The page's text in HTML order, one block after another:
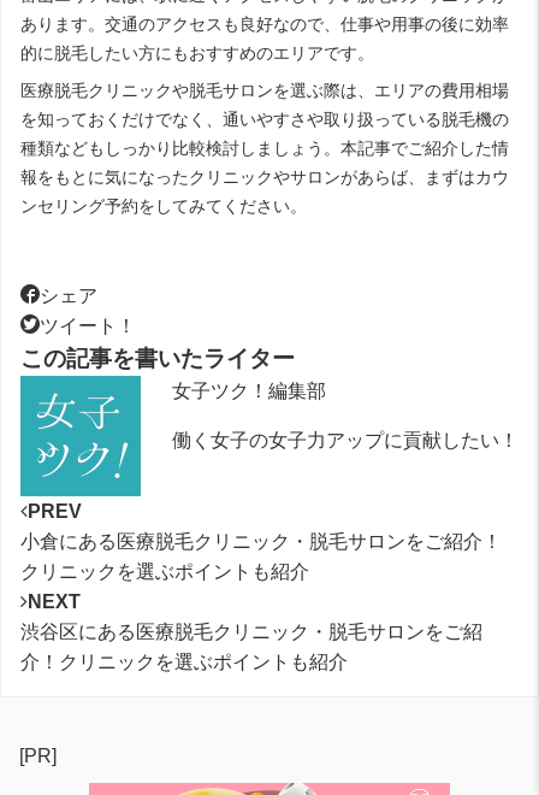
あります。交通のアクセスも良好なので、仕事や用事の後に効率
的に脱毛したい方にもおすすめのエリアです。
医療脱毛クリニックや脱毛サロンを選ぶ際は、エリアの費用相場
を知っておくだけでなく、通いやすさや取り扱っている脱毛機の
種類などもしっかり比較検討しましょう。本記事でご紹介した情
報をもとに気になったクリニックやサロンがあらば、まずはカウ
ンセリング予約をしてみてください。
シェア
ツイート！
この記事を書いたライター
女子ツク！編集部
働く女子の女子力アップに貢献したい！
PREV
小倉にある医療脱毛クリニック・脱毛サロンをご紹介！
クリニックを選ぶポイントも紹介
NEXT
渋谷区にある医療脱毛クリニック・脱毛サロンをご紹
介！クリニックを選ぶポイントも紹介
[PR]